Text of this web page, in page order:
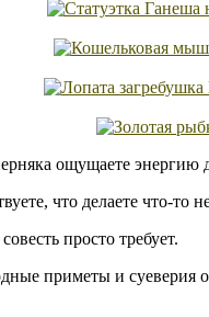
ощущаете энергию
что делаете что-то
просто требует.
приметы и